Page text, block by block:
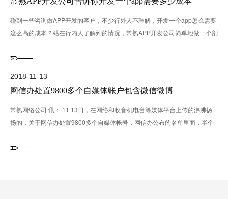
碰到一些咨询做APP开发的客户，不少行外人不理解，开发一个app怎么需要
这么高的成本？站在行内人了解到的情况，常熟APP开发公司简单地做一个剖
2018-11-13
网信办处置9800多个自媒体账户包含微信微博
常熟网络公司 讯： 11.13日，在网络和收音机电台等媒体平台上传的沸沸扬
扬的，关于网信办处置9800多个自媒体帐号，网信办公布的名单里面，半个